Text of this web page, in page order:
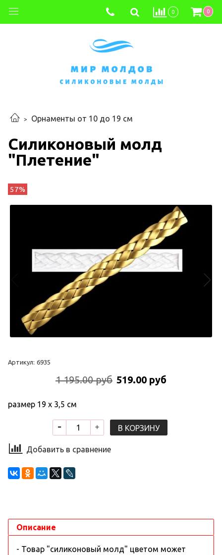
0 0
Орнаменты от 10 до 19 см
Силиконовый молд
"Плетение"
57%
Артикул: 6935
1 195.00 руб 519.00 руб
размер 19 х 3,5 см
В КОРЗИНУ
Добавить в сравнение
Описание
- Товар "силиконовый молд" цветом может